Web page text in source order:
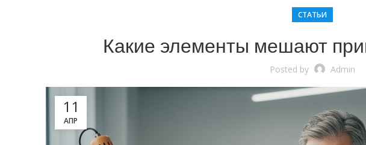
СТАТЬИ
Какие элементы мешают
Posted by Admin
11
АПР